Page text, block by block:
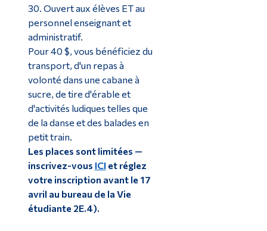
30. Ouvert aux élèves ET au
personnel enseignant et
administratif.
Pour 40 $, vous bénéficiez du
transport, d'un repas à
volonté dans une cabane à
sucre, de tire d'érable et
d'activités ludiques telles que
de la danse et des balades en
petit train.
Les places sont limitées —
inscrivez-vous ICI et réglez
votre inscription avant le 17
avril au bureau de la Vie
étudiante 2E.4).